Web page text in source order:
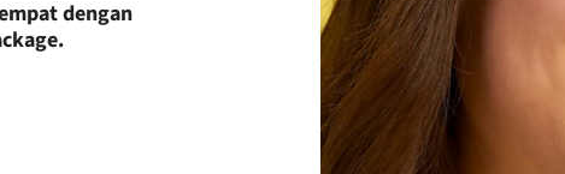
dengan